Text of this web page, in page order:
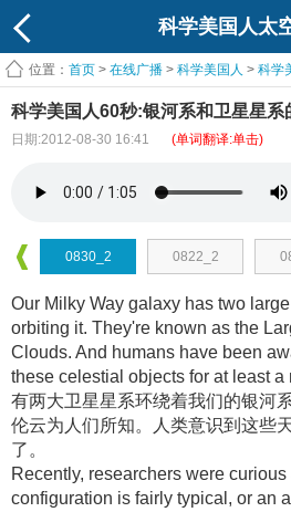
科学美国人太
位置： 首页 > 在线广播 > 科学美国人 > 科学
科学美国人60秒:银河系和卫星星系
日期:2012-08-30 16:41 (单词翻译:单击)
0830_2 0822_2
Our Milky Way galaxy has two
orbiting it. They're known as the
Clouds. And humans have been
these celestial objects for at least a
有两大卫星星系环绕着我们的银河
伦云为人们所知。人类意识到这些
了 。
Recently, researchers were
configuration is fairly typical, or an